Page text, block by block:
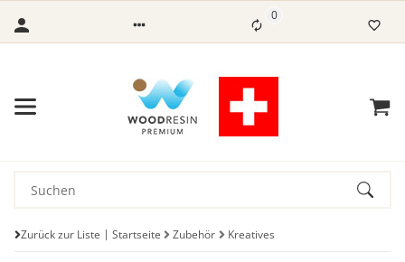
0
Zurück zur Liste Startseite Zubehör Kreatives